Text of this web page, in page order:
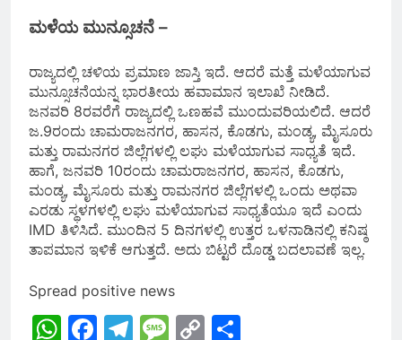
ಮಳೆಯ ಮುನ್ಸೂಚನೆ –
ರಾಜ್ಯದಲ್ಲಿ ಚಳಿಯ ಪ್ರಮಾಣ ಜಾಸ್ತಿ ಇದೆ. ಆದರೆ ಮತ್ತೆ ಮಳೆಯಾಗುವ
ಮುನ್ಸೂಚನೆಯನ್ನ ಭಾರತೀಯ ಹವಾಮಾನ ಇಲಾಖೆ ನೀಡಿದೆ.
ಜನವರಿ 8ರವರೆಗೆ ರಾಜ್ಯದಲ್ಲಿ ಒಣಹವೆ ಮುಂದುವರಿಯಲಿದೆ. ಆದರೆ
ಜ.9ರಂದು ಚಾಮರಾಜನಗರ, ಹಾಸನ, ಕೊಡಗು, ಮಂಡ್ಯ, ಮೈಸೂರು
ಮತ್ತು ರಾಮನಗರ ಜಿಲ್ಲೆಗಳಲ್ಲಿ ಲಘು ಮಳೆಯಾಗುವ ಸಾಧ್ಯತೆ ಇದೆ.
ಹಾಗೆ, ಜನವರಿ 10ರಂದು ಚಾಮರಾಜನಗರ, ಹಾಸನ, ಕೊಡಗು,
ಮಂಡ್ಯ, ಮೈಸೂರು ಮತ್ತು ರಾಮನಗರ ಜಿಲ್ಲೆಗಳಲ್ಲಿ ಒಂದು ಅಥವಾ
ಎರಡು ಸ್ಥಳಗಳಲ್ಲಿ ಲಘು ಮಳೆಯಾಗುವ ಸಾಧ್ಯತೆಯೂ ಇದೆ ಎಂದು
IMD ತಿಳಿಸಿದೆ. ಮುಂದಿನ 5 ದಿನಗಳಲ್ಲಿ ಉತ್ತರ ಒಳನಾಡಿನಲ್ಲಿ ಕನಿಷ್ಠ
ತಾಪಮಾನ ಇಳಿಕೆ ಆಗುತ್ತದೆ. ಅದು ಬಿಟ್ಟರೆ ದೊಡ್ಡ ಬದಲಾವಣೆ ಇಲ್ಲ.
Spread positive news
WhatsApp
Facebook
Telegram
Message
Copy